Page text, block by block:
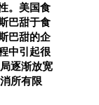
。美国食
巴甜于食
巴甜的企
中引起很
逐渐放宽
所有限